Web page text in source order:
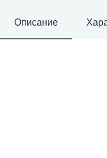
Описание